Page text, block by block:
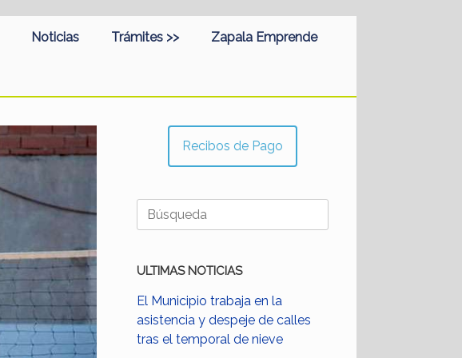
Noticias Trámites >> Zapala Emprende
Recibos de Pago
Buscar:
ULTIMAS NOTICIAS
El Municipio trabaja en la
asistencia y despeje de calles
tras el temporal de nieve